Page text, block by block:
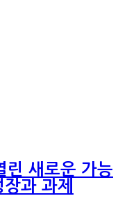
린 새로운 가능
과 과제